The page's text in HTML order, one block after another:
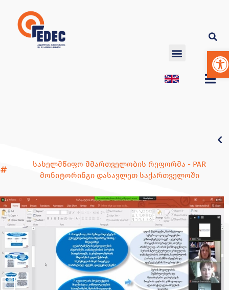
სახელმწიფო მმართველობის რეფორმა - PAR
მონიტორინგი დასავლეთ საქართველოში